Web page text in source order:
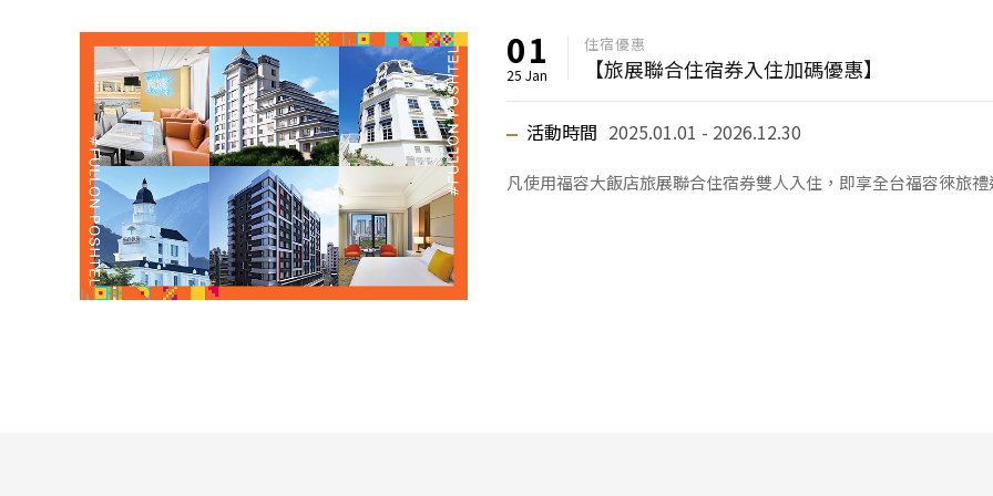
01
25 Jan
住宿優惠
【旅展聯合住宿券入住加碼優惠】
活動時間 2025.01.01 - 2026.12.30
凡使用福容大飯店旅展聯合住宿券雙人入住，即享全台福容徠旅